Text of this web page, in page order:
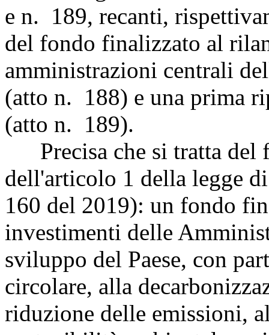
e n. 189, recanti,
del fondo finalizzato al
amministrazioni centrali
(atto n. 188) e una prima
(atto n. 189).
Precisa che si tratta del
dell'articolo 1 della legge
160 del 2019): un fondo
investimenti delle
sviluppo del Paese, con
circolare, alla
riduzione delle emissioni,